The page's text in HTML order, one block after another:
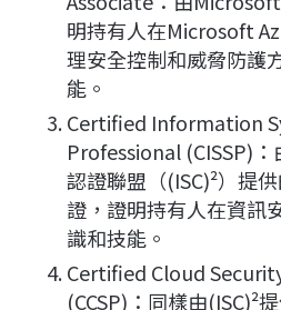
明持有人在Microsoft
理安全控制和威脅防護
能。
Certified Information
Professional (CISSP)
認證聯盟（(ISC)²）提
證，證明持有人在資訊
識和技能。
Certified Cloud
(CCSP)：同樣由(ISC)²